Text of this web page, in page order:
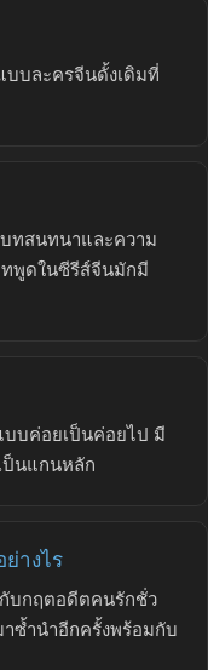
บบละครจีนดั้งเดิมที่
บทสนทนาและความ
ทพูดในซีรีส์จีนมักมี
บค่อยเป็นค่อยไป มี
ป็นแกนหลัก
างไร
บกฤตอดีตคนรักชั่ว
ซ้ำนำอีกครั้งพร้อมกับ